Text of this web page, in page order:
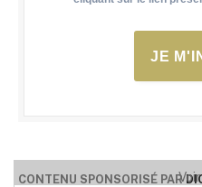
JE
CONTENU SPONSORISÉ PAR